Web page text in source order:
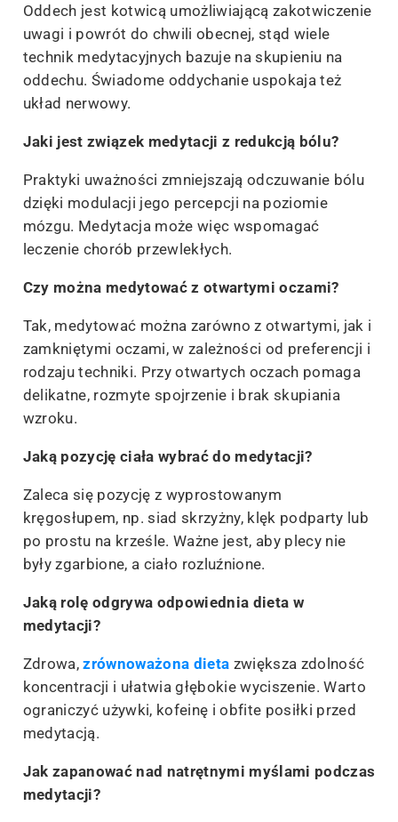
Oddech jest kotwicą umożliwiającą zakotwiczenie
uwagi i powrót do chwili obecnej, stąd wiele
technik medytacyjnych bazuje na skupieniu na
oddechu. Świadome oddychanie uspokaja też
układ nerwowy.
Jaki jest związek medytacji z redukcją bólu?
Praktyki uważności zmniejszają odczuwanie bólu
dzięki modulacji jego percepcji na poziomie
mózgu. Medytacja może więc wspomagać
leczenie chorób przewlekłych.
Czy można medytować z otwartymi oczami?
Tak, medytować można zarówno z otwartymi, jak i
zamkniętymi oczami, w zależności od preferencji i
rodzaju techniki. Przy otwartych oczach pomaga
delikatne, rozmyte spojrzenie i brak skupiania
wzroku.
Jaką pozycję ciała wybrać do medytacji?
Zaleca się pozycję z wyprostowanym
kręgosłupem, np. siad skrzyżny, klęk podparty lub
po prostu na krześle. Ważne jest, aby plecy nie
były zgarbione, a ciało rozluźnione.
Jaką rolę odgrywa odpowiednia dieta w
medytacji?
Zdrowa,zrównoważona dieta zwiększa zdolność
koncentracji i ułatwia głębokie wyciszenie. Warto
ograniczyć używki, kofeinę i obfite posiłki przed
medytacją.
Jak zapanować nad natrętnymi myślami podczas
medytacji?